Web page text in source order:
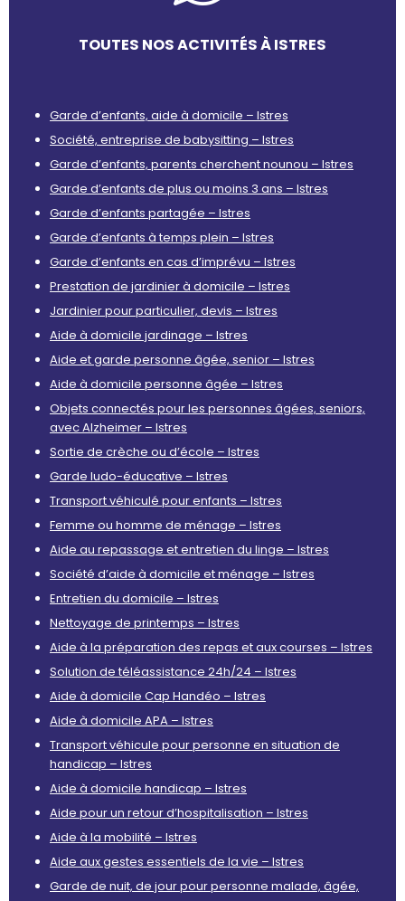
TOUTES NOS ACTIVITÉS À ISTRES
Garde d’enfants, aide à domicile – Istres
Société, entreprise de babysitting – Istres
Garde d’enfants, parents cherchent nounou – Istres
Garde d’enfants de plus ou moins 3 ans – Istres
Garde d’enfants partagée – Istres
Garde d’enfants à temps plein – Istres
Garde d’enfants en cas d’imprévu – Istres
Prestation de jardinier à domicile – Istres
Jardinier pour particulier, devis – Istres
Aide à domicile jardinage – Istres
Aide et garde personne âgée, senior – Istres
Aide à domicile personne âgée – Istres
Objets connectés pour les personnes âgées, seniors,
avec Alzheimer – Istres
Sortie de crèche ou d’école – Istres
Garde ludo-éducative – Istres
Transport véhiculé pour enfants – Istres
Femme ou homme de ménage – Istres
Aide au repassage et entretien du linge – Istres
Société d’aide à domicile et ménage – Istres
Entretien du domicile – Istres
Nettoyage de printemps – Istres
Aide à la préparation des repas et aux courses – Istres
Solution de téléassistance 24h/24 – Istres
Aide à domicile Cap Handéo – Istres
Aide à domicile APA – Istres
Transport véhicule pour personne en situation de
handicap – Istres
Aide à domicile handicap – Istres
Aide pour un retour d’hospitalisation – Istres
Aide à la mobilité – Istres
Aide aux gestes essentiels de la vie – Istres
Garde de nuit, de jour pour personne malade, âgée,